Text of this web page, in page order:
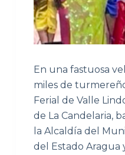
En una fastuosa
miles de
Ferial de Valle
de La Candelaria,
la Alcaldía del
del Estado Aragua